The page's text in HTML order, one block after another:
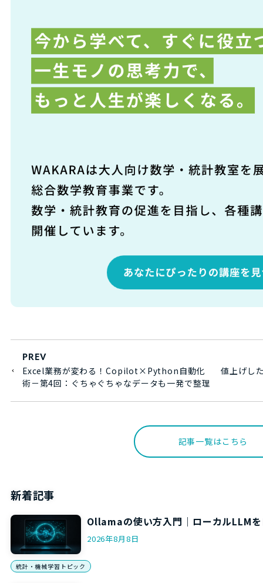
PREV
Excel業務が変わる！Copilot×Python自動化
術－第4回：ぐちゃぐちゃなデータも一発で整理
値上げし
記事一覧はこちら
新着記事
Ollamaの使い方入門｜ローカルLLM
2026年8月8日
統計・機械学習トピック